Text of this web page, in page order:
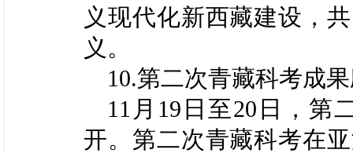
义现代化新西藏建设，
义。
10.第二次青藏科考成
11月19日至20日，第
开。第二次青藏科考在